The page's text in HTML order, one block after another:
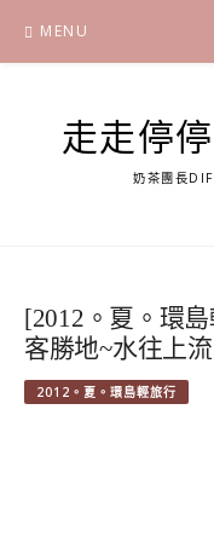
content
MENU
走走停
奶茶團長
[2012。夏。環
客勝地~水往上流
2012。夏。環島輕旅行